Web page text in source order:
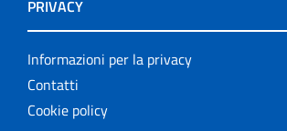
PRIVACY
Informazioni per la privacy
Contatti
Cookie policy